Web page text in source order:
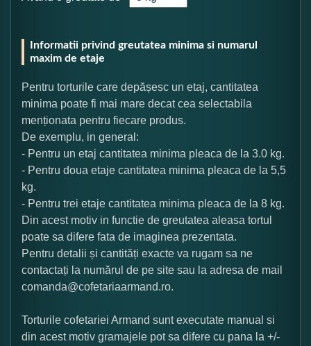
Informatii privind greutatea minima si numarul
maxim de etaje
Pentru torturile care depășesc un etaj, cantitatea
minima poate fi mai mare decat cea selectabila
menționata pentru fiecare produs.
De exemplu, in general:
- Pentru un etaj cantitatea minima pleaca de la 3.0 kg.
- Pentru doua etaje cantitatea minima pleaca de la 5,5
kg.
- Pentru trei etaje cantitatea minima pleaca de la 8 kg.
Din acest motiv in functie de greutatea aleasa tortul
poate sa difere fata de imaginea prezentata.
Pentru detalii și cantități exacte va rugam sa ne
contactați la numărul de pe site sau la adresa de mail
comanda@cofetariaarmand.ro.
Torturile cofetariei Armand sunt executate manual si
din acest motiv gramajele pot sa difere cu pana la +/-